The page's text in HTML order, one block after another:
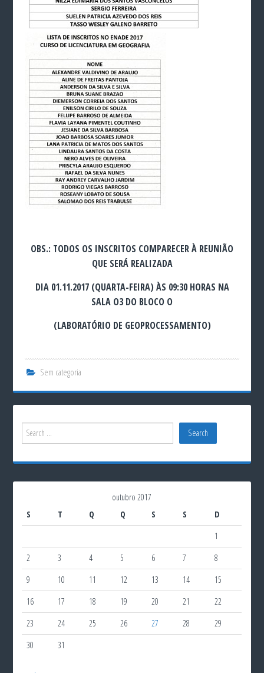
OBS.: TODOS OS INSCRITOS COMPARECER À REUNIÃO
QUE SERÁ REALIZADA
DIA 01.11.2017 (QUARTA-FEIRA) ÀS 09:30 HORAS NA
SALA O3 DO BLOCO O
(LABORATÓRIO DE GEOPROCESSAMENTO)
Sem categoria
outubro 2017
S
T Q Q S S
D
1
2
3 4 5 6 7
8
9
10 11 12 13 14
15
16
17 18 19 20 21
22
23
24 25 26 27 28
29
30
31